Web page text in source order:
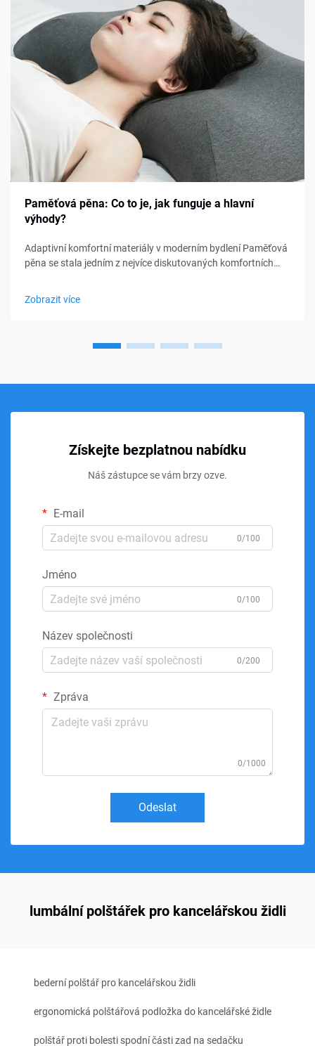
Paměťová pěna: Co to je, jak funguje a hlavní
výhody?
Adaptivní komfortní materiály v moderním bydlení Paměťová
pěna se stala jedním z nejvíce diskutovaných komfortních
Zobrazit více
Získejte bezplatnou nabídku
Náš zástupce se vám brzy ozve.
E-mail
0/100
Jméno
0/100
Název společnosti
0/200
Zpráva
0/1000
Odeslat
lumbální polštářek pro kancelářskou židli
bederní polštář pro kancelářskou židli
ergonomická polštářová podložka do kancelářské židle
polštář proti bolesti spodní části zad na sedačku